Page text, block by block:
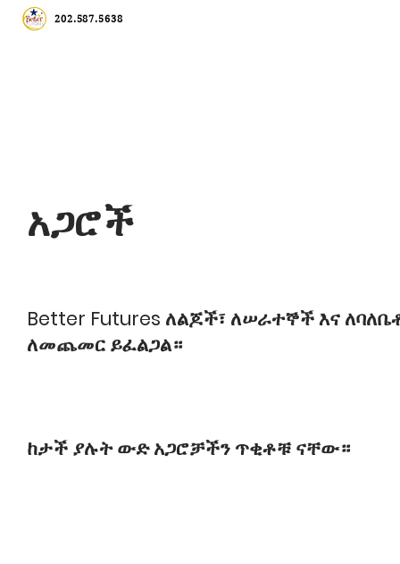
202.587.5638
አጋሮች
Better Futures ለልጆች፣ ለሠራተኞች እና
ለመጨመር ይፈልጋል።
ከታች ያሉት ውድ አጋሮቻችን ጥቂቶቹ ናቸው።